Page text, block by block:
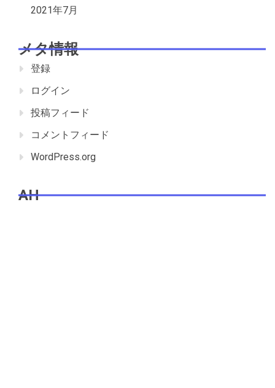
2021年7月
メタ情報
登録
ログイン
投稿フィード
コメントフィード
WordPress.org
AH